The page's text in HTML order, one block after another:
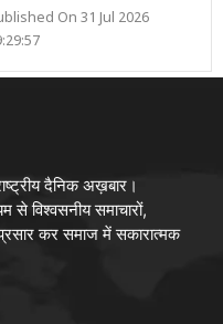
On 31 Jul 2026
दैनिक अख़बार।
से विश्वसनीय समाचारों,
कर समाज में सकारात्मक